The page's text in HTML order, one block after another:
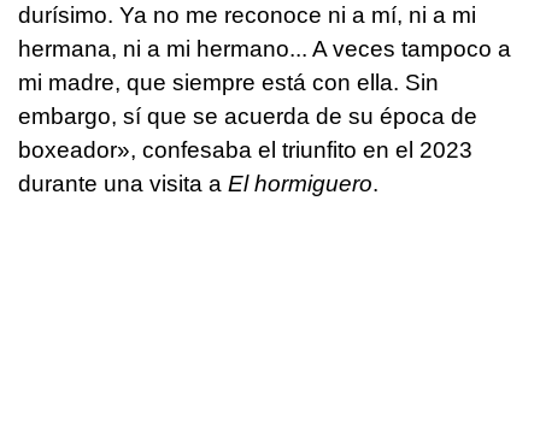
durísimo. Ya no me reconoce ni a mí, ni a mi
hermana, ni a mi hermano... A veces tampoco a
mi madre, que siempre está con ella. Sin
embargo, sí que se acuerda de su época de
boxeador», confesaba el triunfito en el 2023
durante una visita a El hormiguero.